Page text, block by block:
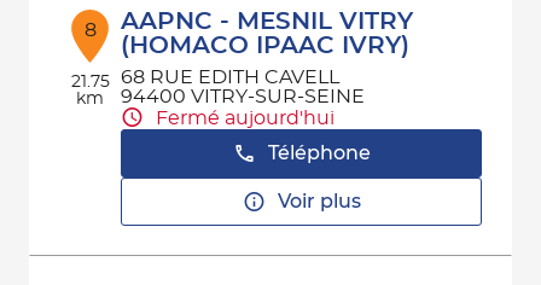
8
21.75
km
AAPNC - MESNIL VITRY
(HOMACO IPAAC IVRY)
68 RUE EDITH CAVELL
94400 VITRY-SUR-SEINE
Fermé aujourd'hui
Téléphone
Voir plus